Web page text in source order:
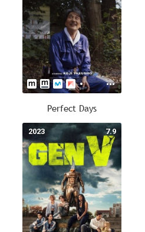
Perfect Days
7.9
2023